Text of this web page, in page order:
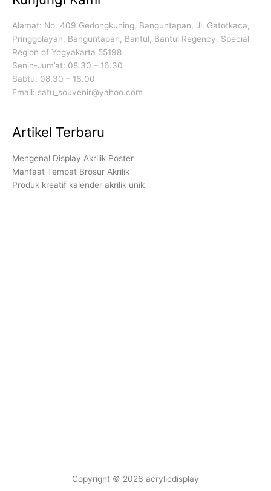
Alamat: No. 409 Gedongkuning, Banguntapan, Jl. Gatotkaca,
Pringgolayan, Banguntapan, Bantul, Bantul Regency, Special
Region of Yogyakarta 55198
Senin-Jum’at: 08.30 – 16.30
Sabtu: 08.30 – 16.00
Email: satu_souvenir@yahoo.com
Artikel Terbaru
Mengenal Display Akrilik Poster
Manfaat Tempat Brosur Akrilik
Produk kreatif kalender akrilik unik
Copyright © 2026 acrylicdisplay